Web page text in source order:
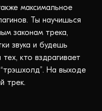
максимальное
Ты научишься
законам трека,
звука и будешь
кто вздрагивает
“трэшхолд”. На выходе
трек.